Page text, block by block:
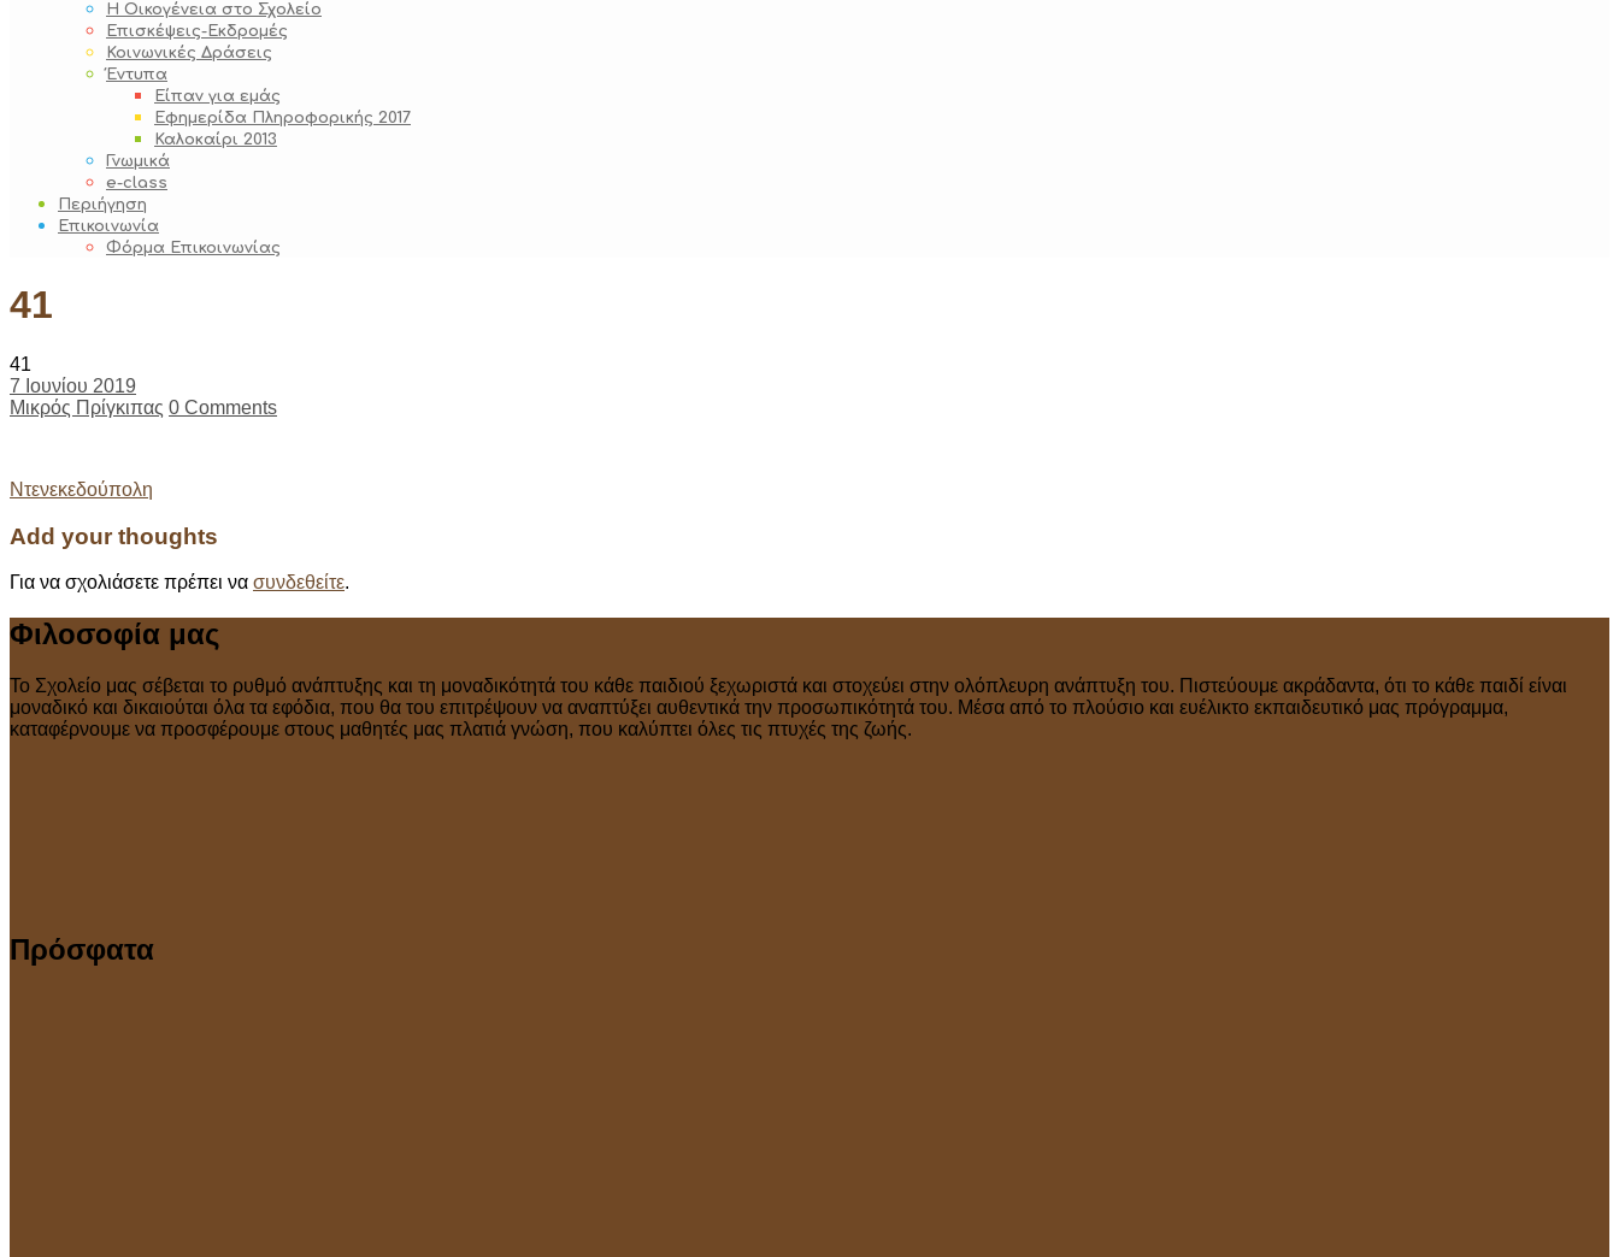
Η Οικογένεια στο Σχολείο
Επισκέψεις-Εκδρομές
Κοινωνικές Δράσεις
Έντυπα
Είπαν για εμάς
Εφημερίδα Πληροφορικής 2017
Καλοκαίρι 2013
Γνωμικά
e-class
Περιήγηση
Επικοινωνία
Φόρμα Επικοινωνίας
41
41
7 Ιουνίου 2019
Μικρός Πρίγκιπας 0 Comments
Post
navigation
Ντενεκεδούπολη
Add your thoughts
Για να σχολιάσετε πρέπει να συνδεθείτε.
Φιλοσοφία μας
Το Σχολείο μας σέβεται το ρυθμό ανάπτυξης και τη μοναδικότητά του κάθε παιδιού ξεχωριστά και στοχεύει στην ολόπλευρη ανάπτυξη του. Πιστεύουμε ακράδαντα, ότι το κάθε παιδί είναι
μοναδικό και δικαιούται όλα τα εφόδια, που θα του επιτρέψουν να αναπτύξει αυθεντικά την προσωπικότητά του. Μέσα από το πλούσιο και ευέλικτο εκπαιδευτικό μας πρόγραμμα,
καταφέρνουμε να προσφέρουμε στους μαθητές μας πλατιά γνώση, που καλύπτει όλες τις πτυχές της ζωής.
Πρόσφατα